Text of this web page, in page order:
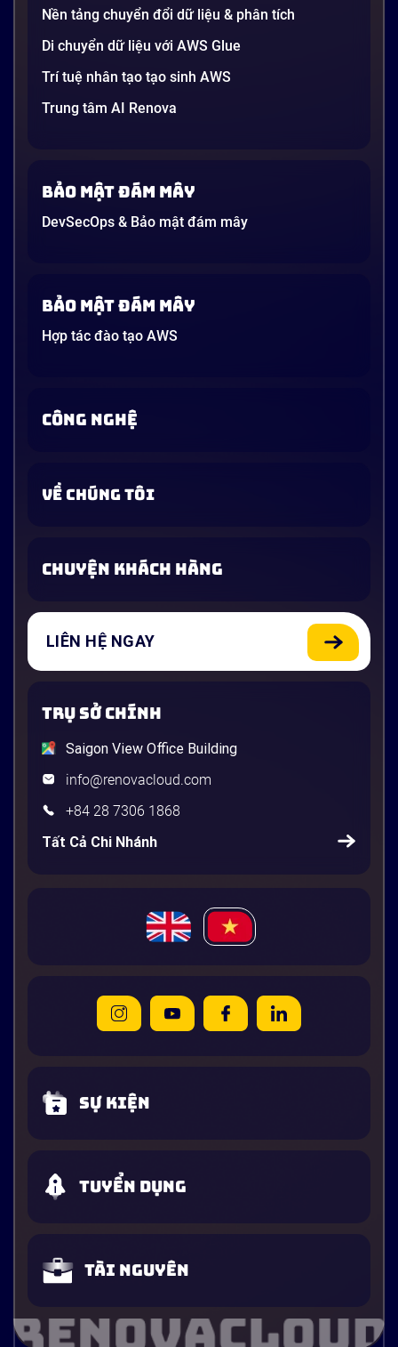
Nền tảng chuyển đổi dữ liệu & phân tích
Di chuyển dữ liệu với AWS Glue
Trí tuệ nhân tạo tạo sinh AWS
Trung tâm AI Renova
Bảo mật đám mây
DevSecOps & Bảo mật đám mây
Bảo mật đám mây
Hợp tác đào tạo AWS
CÔNG NGHỆ
VỀ CHÚNG TÔI
CHUYỆN KHÁCH HÀNG
LIÊN HỆ NGAY
TRỤ SỞ CHÍNH
Saigon View Office Building
info@renovacloud.com
+84 28 7306 1868
Tất Cả Chi Nhánh
Sự kiện
Tuyển dụng
Tài nguyên